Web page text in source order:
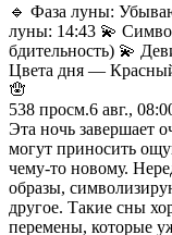
🔹 Фаза луны:
луны: 14:43 💫
бдительность) 💫
Цвета дня —
🪬
538 просм.6 авг.,
Эта ночь завершает
могут приносить
чему-то новому.
образы,
другое. Такие сны
перемены, которые